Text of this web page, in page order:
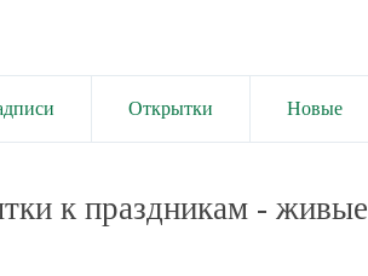
Открытки Новые
к праздникам - живые